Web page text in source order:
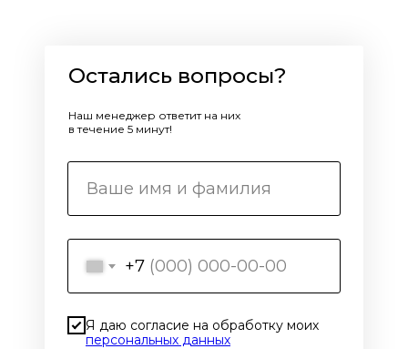
+7
Я даю согласие на обработку моих
персональных данных
Остались вопросы?
Наш менеджер ответит на них
в течение 5 минут!